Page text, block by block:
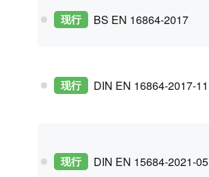
现行 BS EN 16864-2017
现行 DIN EN 16864-2017-11
现行 DIN EN 15684-2021-05